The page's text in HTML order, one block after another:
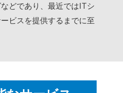
どであり、最近ではITシ
ビスを提供するまでに至